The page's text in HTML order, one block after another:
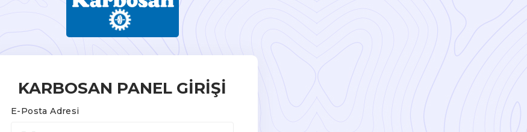
KARBOSAN PANEL GİRİŞİ
E-Posta Adresi